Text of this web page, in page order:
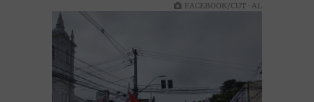
FACEBOOK/CUT-AL